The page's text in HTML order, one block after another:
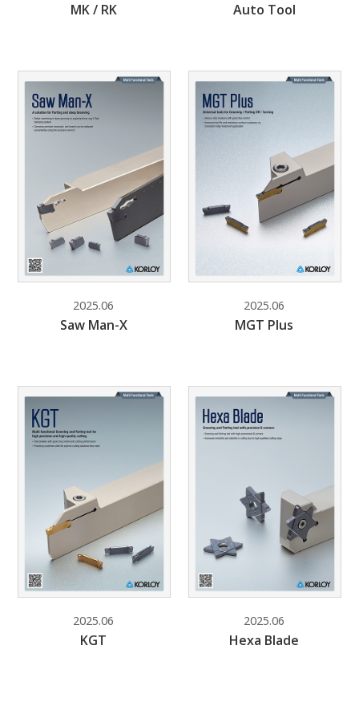
MK / RK Auto Tool
2025.06
Saw Man-X
2025.06
MGT Plus
2025.06
KGT
2025.06
Hexa Blade